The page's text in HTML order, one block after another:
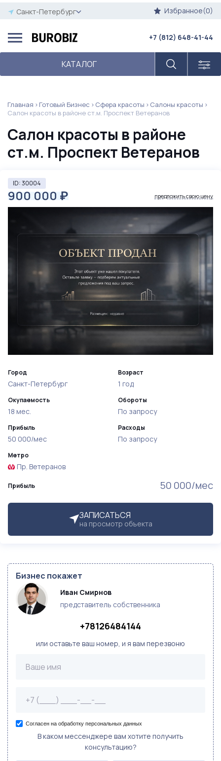
Санкт-Петербург Избранное(0)
КАТАЛОГ
+7 (812) 648-41-44
Главная Готовый Бизнес Сфера красоты
Салоны красоты
Салон красоты в районе ст.м. Проспект Ветеранов
Салон красоты в районе
ст.м. Проспект Ветеранов
ID: 30004
900 000 ₽ предложить свою цену
Прибыль 50 000/мес
ЗАПИСАТЬСЯ
на просмотр объекта
Город
Санкт-Петербург
Окупаемость
18 мес.
Прибыль
50 000/мес
Возраст
1 год
Обороты
По запросу
Расходы
По запросу
Метро
Пр. Ветеранов
Бизнес покажет
Иван Смирнов
представитель собственника
+78126484144
или оставьте ваш номер, и я вам перезвоню
Согласен на обработку персональных данных
В каком мессенджере вам хотите получить
консультацию?